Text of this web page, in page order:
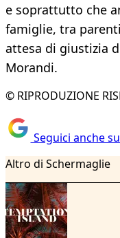
e soprattutto che
famiglie, tra
attesa di giustizia
Morandi.
© RIPRODUZIONE
Seguici anche
Altro di Schermaglie